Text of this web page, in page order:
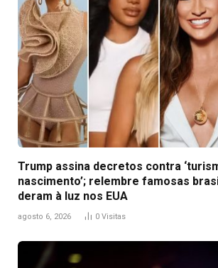
Trump assina decretos contra
nascimento’; relembre famosas
deram à luz nos EUA
agosto 6, 2026 0 Visitas